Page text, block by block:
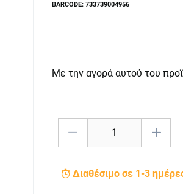
BARCODE: 733739004956
Με την αγορά αυτού του
Διαθέσιμο σε 1-3